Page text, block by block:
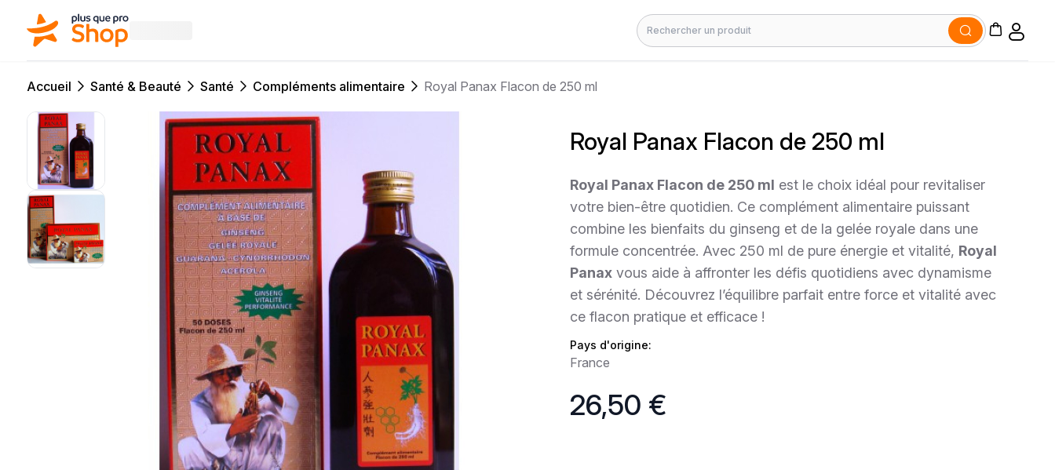
Rechercher
Accueil Santé & Beauté Santé Compléments alimentaire Royal Panax Flacon de 250 ml
Royal Panax Flacon de 250 ml
Royal Panax Flacon de 250 ml est le choix idéal pour revitaliser
votre bien-être quotidien. Ce complément alimentaire puissant
combine les bienfaits du ginseng et de la gelée royale dans une
formule concentrée. Avec 250 ml de pure énergie et vitalité, Royal
Panax vous aide à affronter les défis quotidiens avec dynamisme
et sérénité. Découvrez l’équilibre parfait entre force et vitalité avec
ce flacon pratique et efficace !
Pays d'origine:
France
26,50 €